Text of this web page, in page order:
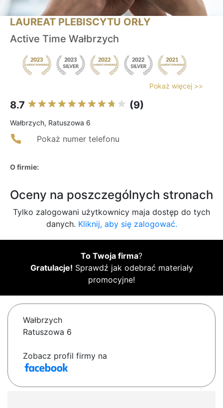
LAUREAT PLEBISCYTU ORŁY
Active Time Wałbrzych
Pokaż więcej >>
8.7 (9)
Wałbrzych, Ratuszowa 6
Pokaż numer telefonu
O firmie:
Oceny na poszczególnych stronach
Tylko zalogowani użytkownicy maja dostęp do tych
danych. Kliknij, aby się zalogować.
To Twoja firma?
Gratulacje! Sprawdź jak odebrać materiały
promocyjne!
Wałbrzych
Ratuszowa 6
Zobacz profil firmy na